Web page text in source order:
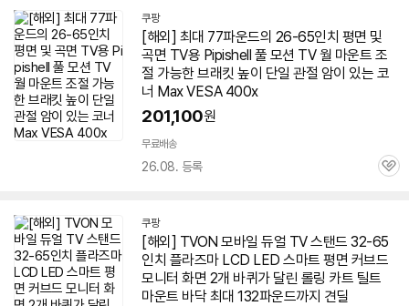
쿠팡
[해외] 최대 77파운드의 26-65인치 평면 및
곡면 TV용 Pipishell 풀 모션 TV월 마운트 조
절 가능한 브래킷 높이 단일 관절 암이 있는 코
너 Max VESA 400x
201,100원
무료배송
26.08. 등록
관
쿠팡
[해외] TVON 모바일 듀얼 TV스탠드 32-65
인치 플라즈마 LCD LED 스마트 평면 커브드
모니터 화면 2개 바퀴가 달린 롤링 카트 틸트
마운트 바닥 최대 132파운드까지 견딜